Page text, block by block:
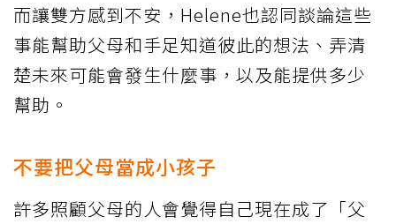
而讓雙方感到不安，Helene也認同談論這些
事能幫助父母和手足知道彼此的想法、弄清
楚未來可能會發生什麼事，以及能提供多少
幫助。
不要把父母當成小孩子
許多照顧父母的人會覺得自己現在成了「父